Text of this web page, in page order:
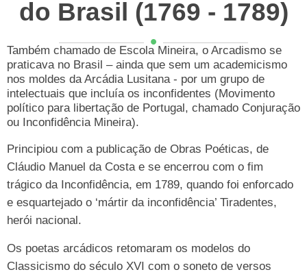
do Brasil (1769 - 1789)
Também chamado de Escola Mineira, o Arcadismo se
praticava no Brasil – ainda que sem um academicismo
nos moldes da Arcádia Lusitana - por um grupo de
intelectuais que incluía os inconfidentes (Movimento
político para libertação de Portugal, chamado Conjuração
ou Inconfidência Mineira).
Principiou com a publicação de Obras Poéticas, de
Cláudio Manuel da Costa e se encerrou com o fim
trágico da Inconfidência, em 1789, quando foi enforcado
e esquartejado o ‘mártir da inconfidência’ Tiradentes,
herói nacional.
Os poetas arcádicos retomaram os modelos do
Classicismo do século XVI com o soneto de versos